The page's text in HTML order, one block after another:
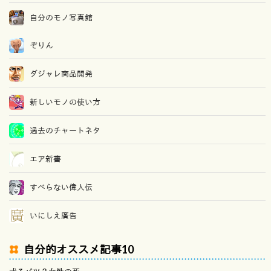
自分のモノ写真館
ぞりん
ダジャレ商品開発
新しいモノの使い方
過去のチャートネタ
エア新書
すべらない偉人伝
いにしえ廣告
自分的オススメ記事10